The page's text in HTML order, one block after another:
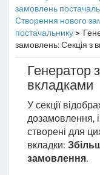
замовлень
Створення нового
постачальнику
замовлень: Секція з
Генератор
вкладками
У секції
дозамовлення,
створені для
вкладки:
замовлення.